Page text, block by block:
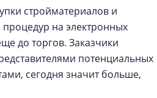
стройматериалов и
на электронных
до торгов. Заказчики
потенциальных
сегодня значит больше,